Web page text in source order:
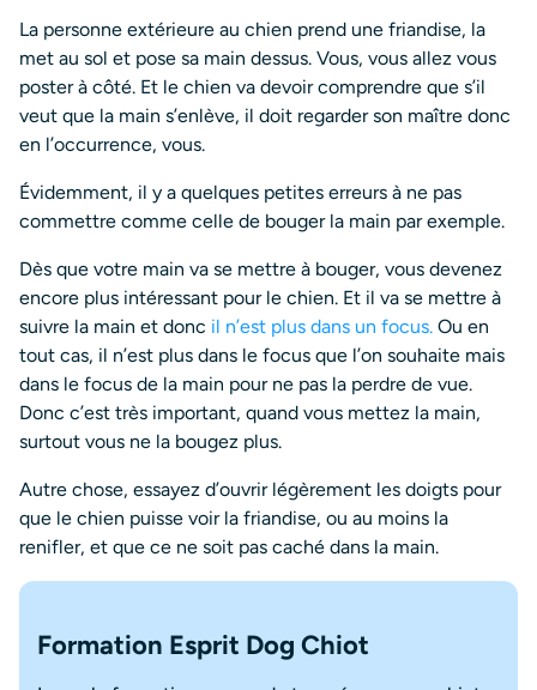
La personne extérieure au chien prend une friandise, la
met au sol et pose sa main dessus. Vous, vous allez vous
poster à côté. Et le chien va devoir comprendre que s’il
veut que la main s’enlève, il doit regarder son maître donc
en l’occurrence, vous.
Évidemment, il y a quelques petites erreurs à ne pas
commettre comme celle de bouger la main par exemple.
Dès que votre main va se mettre à bouger, vous devenez
encore plus intéressant pour le chien. Et il va se mettre à
suivre la main et donc il n’est plus dans un focus. Ou en
tout cas, il n’est plus dans le focus que l’on souhaite mais
dans le focus de la main pour ne pas la perdre de vue.
Donc c’est très important, quand vous mettez la main,
surtout vous ne la bougez plus.
Autre chose, essayez d’ouvrir légèrement les doigts pour
que le chien puisse voir la friandise, ou au moins la
renifler, et que ce ne soit pas caché dans la main.
Formation Esprit Dog Chiot